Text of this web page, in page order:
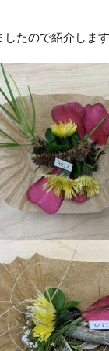
たので紹介しま